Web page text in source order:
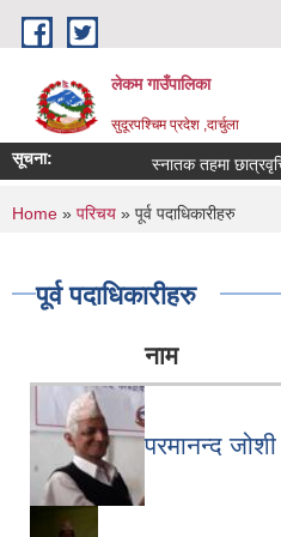
Skip to main content
लेकम गाउँपालिका
सुदूरपश्चिम प्रदेश ,दार्चुला
सूचना: स्नातक तहमा
You are here
Home » परिचय » पूर्व पदाधिकारीहरु
पूर्व पदाधिकारीहरु
नाम
परमानन्द जोशी